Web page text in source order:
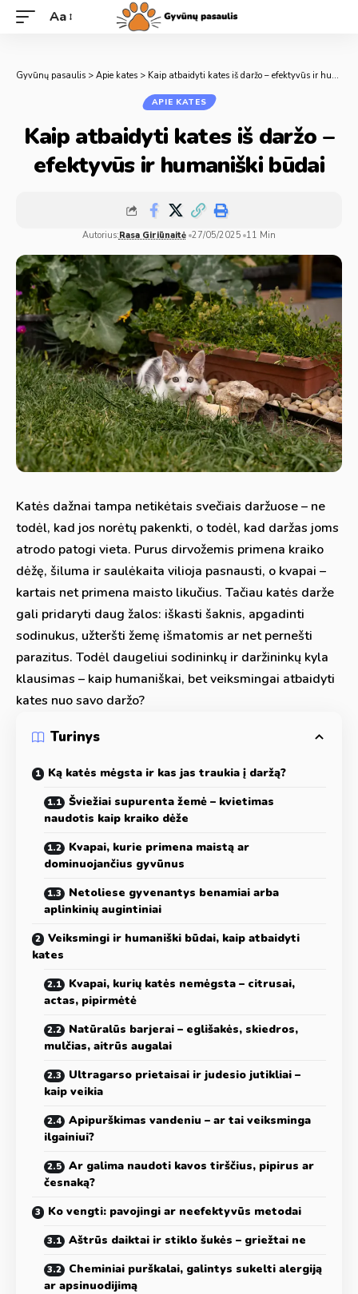
Aa
Gyvūnų pasaulis > Apie kates > Kaip atbaidyti kates iš daržo – efektyvūs ir humaniški būdai
APIE KATES
Kaip atbaidyti kates iš daržo –
efektyvūs ir humaniški būdai
Autorius:Rasa Giriūnaitė 27/05/2025 11 Min
Katės dažnai tampa netikėtais svečiais daržuose – ne
todėl, kad jos norėtų pakenkti, o todėl, kad daržas joms
atrodo patogi vieta. Purus dirvožemis primena kraiko
dėžę, šiluma ir saulėkaita vilioja pasnausti, o kvapai –
kartais net primena maisto likučius. Tačiau katės darže
gali pridaryti daug žalos: iškasti šaknis, apgadinti
sodinukus, užteršti žemę išmatomis ar net pernešti
parazitus. Todėl daugeliui sodininkų ir daržininkų kyla
klausimas – kaip humaniškai, bet veiksmingai atbaidyti
kates nuo savo daržo?
Turinys
Ką katės mėgsta ir kas jas traukia į daržą?
Šviežiai supurenta žemė – kvietimas
naudotis kaip kraiko dėže
Kvapai, kurie primena maistą ar
dominuojančius gyvūnus
Netoliese gyvenantys benamiai arba
aplinkinių augintiniai
Veiksmingi ir humaniški būdai, kaip atbaidyti
kates
Kvapai, kurių katės nemėgsta – citrusai,
actas, pipirmėtė
Natūralūs barjerai – eglišakės, skiedros,
mulčias, aitrūs augalai
Ultragarso prietaisai ir judesio jutikliai –
kaip veikia
Apipurškimas vandeniu – ar tai veiksminga
ilgainiui?
Ar galima naudoti kavos tirščius, pipirus ar
česnaką?
Ko vengti: pavojingi ar neefektyvūs metodai
Aštrūs daiktai ir stiklo šukės – griežtai ne
Cheminiai purškalai, galintys sukelti alergiją
ar apsinuodijimą